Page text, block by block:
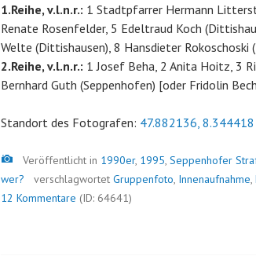
1.Reihe, v.l.n.r.: 1 Stadtpfarrer Hermann
Renate Rosenfelder, 5 Edeltraud Koch
Welte (Dittishausen), 8 Hansdieter Rokoschoski
2.Reihe, v.l.n.r.: 1 Josef Beha, 2 Anita Hoitz, 3
Bernhard Guth (Seppenhofen) [oder Fridolin
Standort des Fotografen: 47.882136, 8.344418
Bild
Veröffentlicht in 1990er, 1995, Seppenhofer
wer?
verschlagwortet Gruppenfoto, Innenaufnahme,
12 Kommentare (ID: 64641)